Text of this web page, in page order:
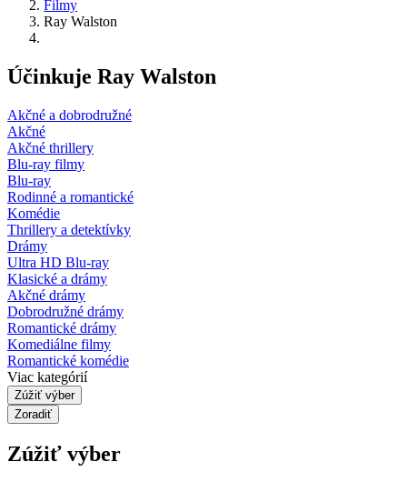
Filmy
Ray Walston
Účinkuje Ray Walston
Akčné a dobrodružné
Akčné
Akčné thrillery
Blu-ray filmy
Blu-ray
Rodinné a romantické
Komédie
Thrillery a detektívky
Drámy
Ultra HD Blu-ray
Klasické a drámy
Akčné drámy
Dobrodružné drámy
Romantické drámy
Komediálne filmy
Romantické komédie
Viac kategórií
Zúžiť výber
Zoradiť
Zúžiť výber